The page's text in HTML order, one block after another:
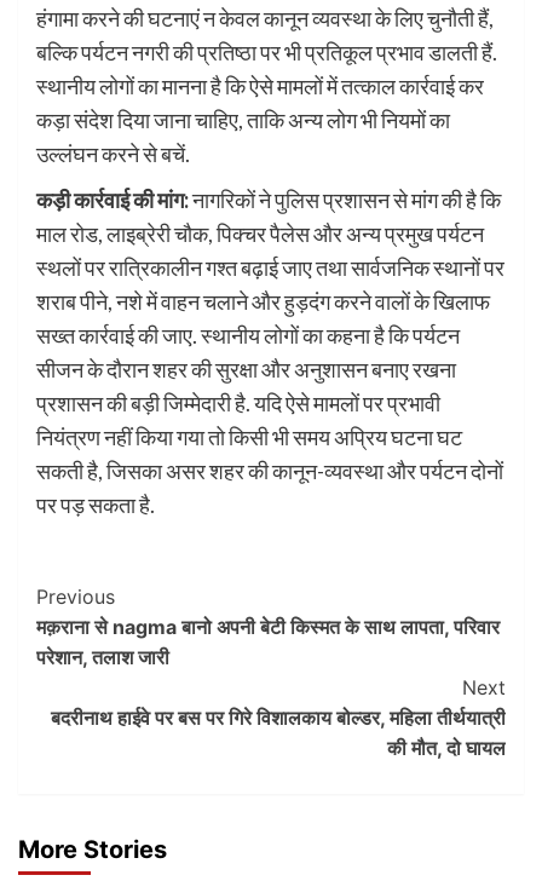
हंगामा करने की घटनाएं न केवल कानून व्यवस्था के लिए चुनौती हैं,
बल्कि पर्यटन नगरी की प्रतिष्ठा पर भी प्रतिकूल प्रभाव डालती हैं.
स्थानीय लोगों का मानना है कि ऐसे मामलों में तत्काल कार्रवाई कर
कड़ा संदेश दिया जाना चाहिए, ताकि अन्य लोग भी नियमों का
उल्लंघन करने से बचें.
कड़ी कार्रवाई की मांग:नागरिकों ने पुलिस प्रशासन से मांग की है कि
माल रोड, लाइब्रेरी चौक, पिक्चर पैलेस और अन्य प्रमुख पर्यटन
स्थलों पर रात्रिकालीन गश्त बढ़ाई जाए तथा सार्वजनिक स्थानों पर
शराब पीने, नशे में वाहन चलाने और हुड़दंग करने वालों के खिलाफ
सख्त कार्रवाई की जाए. स्थानीय लोगों का कहना है कि पर्यटन
सीजन के दौरान शहर की सुरक्षा और अनुशासन बनाए रखना
प्रशासन की बड़ी जिम्मेदारी है. यदि ऐसे मामलों पर प्रभावी
नियंत्रण नहीं किया गया तो किसी भी समय अप्रिय घटना घट
सकती है, जिसका असर शहर की कानून-व्यवस्था और पर्यटन दोनों
पर पड़ सकता है.
Post
Navigation
Previous
मक़राना से nagma बानो अपनी बेटी किस्मत के साथ लापता, परिवार
परेशान, तलाश जारी
Next
बदरीनाथ हाईवे पर बस पर गिरे विशालकाय बोल्डर, महिला तीर्थयात्री
की मौत, दो घायल
More Stories